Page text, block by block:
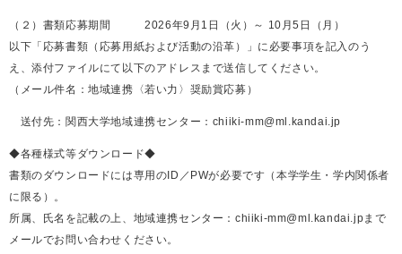
（２）書類応募期間 2026年9月1日（火）～ 10月5日（月）
以下「応募書類（応募用紙および活動の沿革）」に必要事項を記入のう
え、添付ファイルにて以下のアドレスまで送信してください。
（メール件名：地域連携〈若い力〉奨励賞応募）
送付先：関西大学地域連携センター：chiiki-mm@ml.kandai.jp
◆各種様式等ダウンロード◆
書類のダウンロードには専用のID／PWが必要です（本学学生・学内関係者
に限る）。
所属、氏名を記載の上、地域連携センター：chiiki-mm@ml.kandai.jpまで
メールでお問い合わせください。